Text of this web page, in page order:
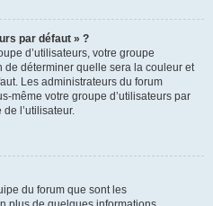
par défaut » ?
d’utilisateurs, votre groupe
de déterminer quelle sera la couleur et
Les administrateurs du forum
même votre groupe d’utilisateurs par
l’utilisateur.
du forum que sont les